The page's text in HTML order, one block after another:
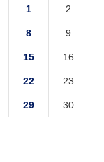
1 2
8 9
15 16
22 23
29 30